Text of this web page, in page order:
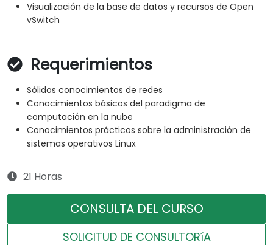
Visualización de la base de datos y recursos de Open
vSwitch
Requerimientos
Sólidos conocimientos de redes
Conocimientos básicos del paradigma de
computación en la nube
Conocimientos prácticos sobre la administración de
sistemas operativos Linux
21 Horas
CONSULTA DEL CURSO
SOLICITUD DE CONSULTORíA